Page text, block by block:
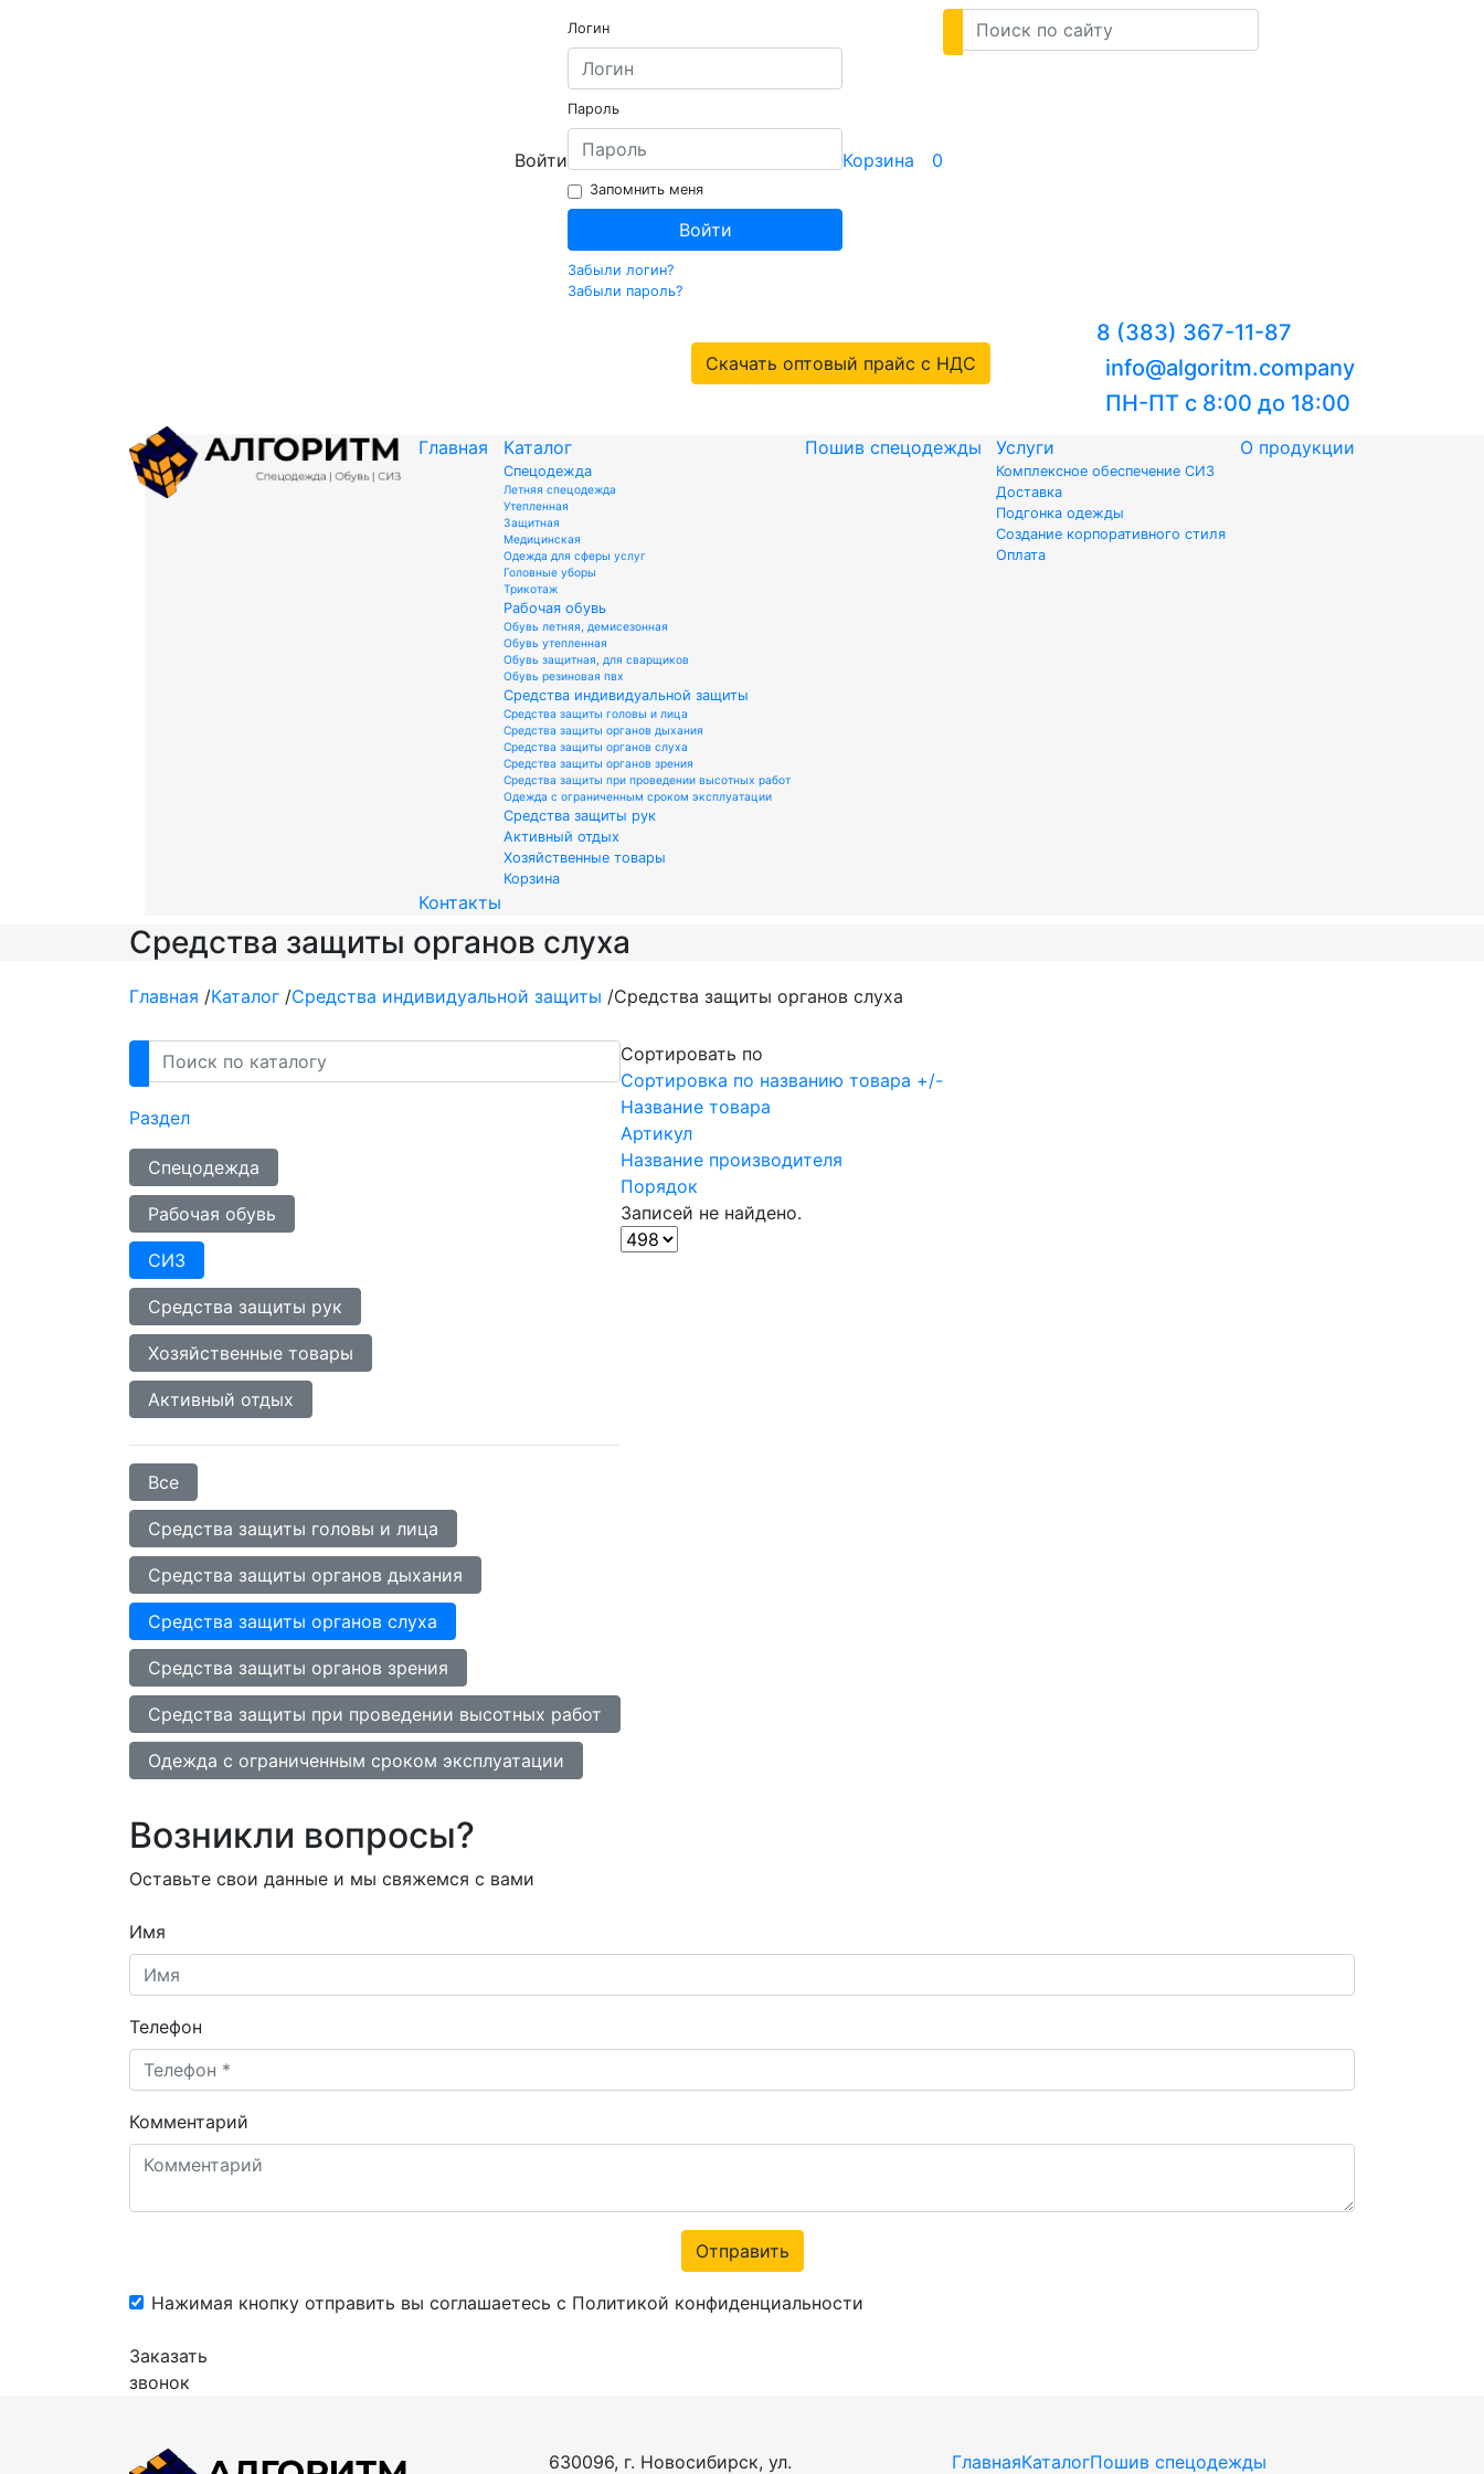
Войти
Логин
Пароль
Запомнить меня
Войти
Забыли логин?
Забыли пароль?
Корзина 0
Скачать оптовый прайс с НДС
8 (383) 367-11-87
info@algoritm.company
ПН-ПТ с 8:00 до 18:00
Главная Каталог
Спецодежда
Летняя спецодежда
Утепленная
Защитная
Медицинская
Одежда для сферы услуг
Головные уборы
Трикотаж
Рабочая обувь
Обувь летняя, демисезонная
Обувь утепленная
Обувь защитная, для сварщиков
Обувь резиновая пвх
Средства индивидуальной защиты
Средства защиты головы и лица
Средства защиты органов дыхания
Средства защиты органов слуха
Средства защиты органов зрения
Средства защиты при проведении высотных работ
Одежда с ограниченным сроком эксплуатации
Средства защиты рук
Активный отдых
Хозяйственные товары
Корзина
Пошив спецодежды Услуги
Комплексное обеспечение СИЗ
Доставка
Подгонка одежды
Создание корпоративного стиля
Оплата
О продукции
Контакты
Средства защиты органов слуха
Главная /Каталог /Средства индивидуальной защиты /Средства защиты органов слуха
Сортировать по
Сортировка по названию товара +/-
Название товара
Артикул
Название производителя
Порядок
Записей не найдено.
Раздел
Спецодежда
Рабочая обувь
СИЗ
Средства защиты рук
Хозяйственные товары
Активный отдых
Все
Средства защиты головы и лица
Средства защиты органов дыхания
Средства защиты органов слуха
Средства защиты органов зрения
Средства защиты при проведении высотных работ
Одежда с ограниченным сроком эксплуатации
Возникли вопросы?
Оставьте свои данные и мы свяжемся с вами
Имя
Телефон
Комментарий
Отправить
Нажимая кнопку отправить вы соглашаетесь с Политикой конфиденциальности
Заказать
звонок
630096, г. Новосибирск, ул. ГлавнаяКаталогПошив спецодежды